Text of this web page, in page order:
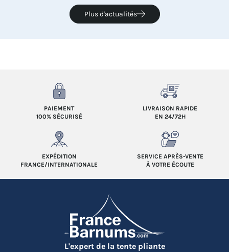
Plus d'actualités
PAIEMENT
100% SÉCURISÉ
LIVRAISON RAPIDE
EN 24/72H
EXPÉDITION
FRANCE/INTERNATIONALE
SERVICE APRÈS-VENTE
À VOTRE ÉCOUTE
L'expert de la tente pliante